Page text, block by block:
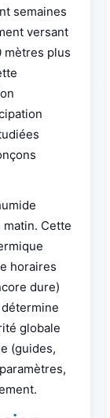
semaines
versant
mètres plus
Cette
horaires
dure)
globale
(guides,